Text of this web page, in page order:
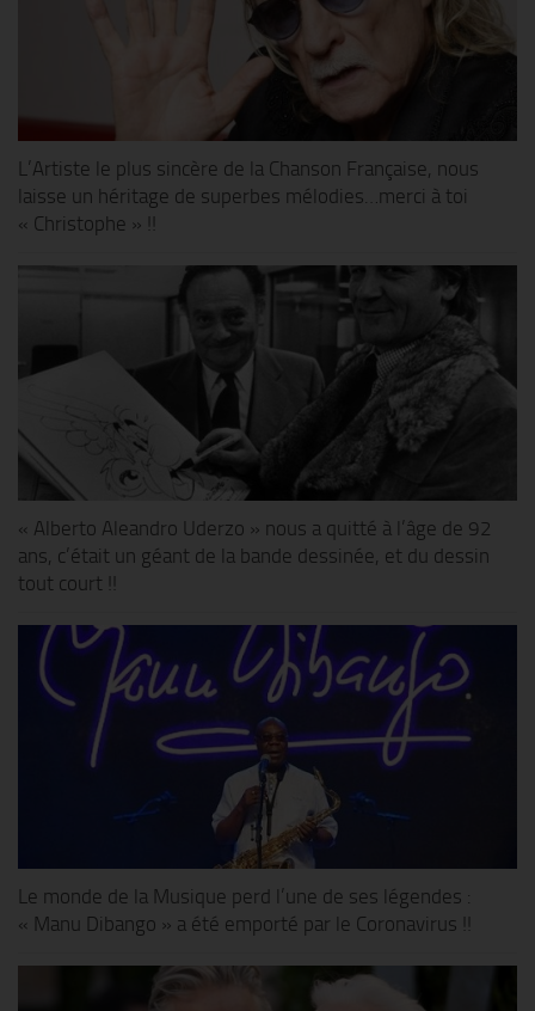
L’Artiste le plus sincère de la Chanson Française, nous
laisse un héritage de superbes mélodies…merci à toi
« Christophe » !!
« Alberto Aleandro Uderzo » nous a quitté à l’âge de 92
ans, c’était un géant de la bande dessinée, et du dessin
tout court !!
Le monde de la Musique perd l’une de ses légendes :
« Manu Dibango » a été emporté par le Coronavirus !!